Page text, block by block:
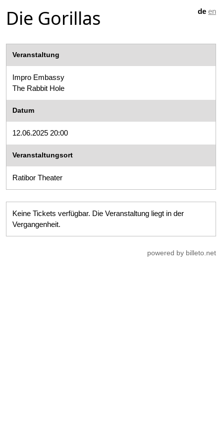
de en
Die Gorillas
Veranstaltung
Impro Embassy
The Rabbit Hole
Datum
12.06.2025 20:00
Veranstaltungsort
Ratibor Theater
Keine Tickets verfügbar. Die Veranstaltung liegt in der
Vergangenheit.
powered by billeto.net